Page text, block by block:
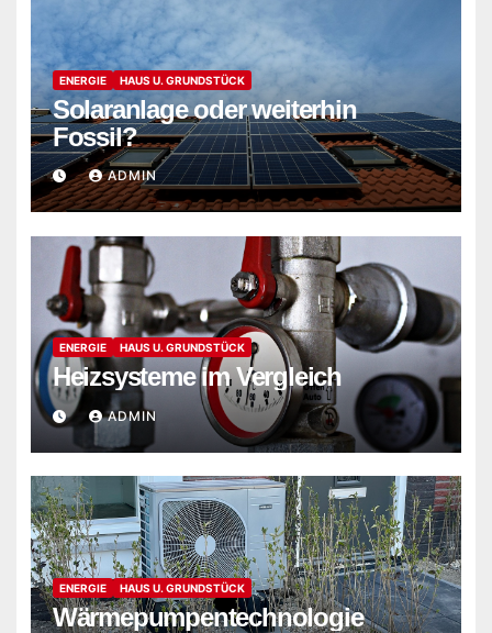
ENERGIE HAUS U. GRUNDSTÜCK
Solaranlage oder weiterhin
Fossil?
ADMIN
ENERGIE HAUS U. GRUNDSTÜCK
Heizsysteme im Vergleich
ADMIN
ENERGIE HAUS U. GRUNDSTÜCK
Wärmepumpentechnologie